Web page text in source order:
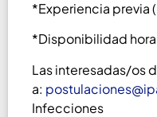
*Experiencia previa
*Disponibilidad
Las interesadas/os
a:
Infecciones